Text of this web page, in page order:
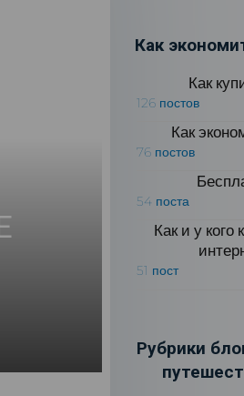
Как
Как
126 постов
Как
76 постов
54 поста
Как и у
51 пост
Рубрики